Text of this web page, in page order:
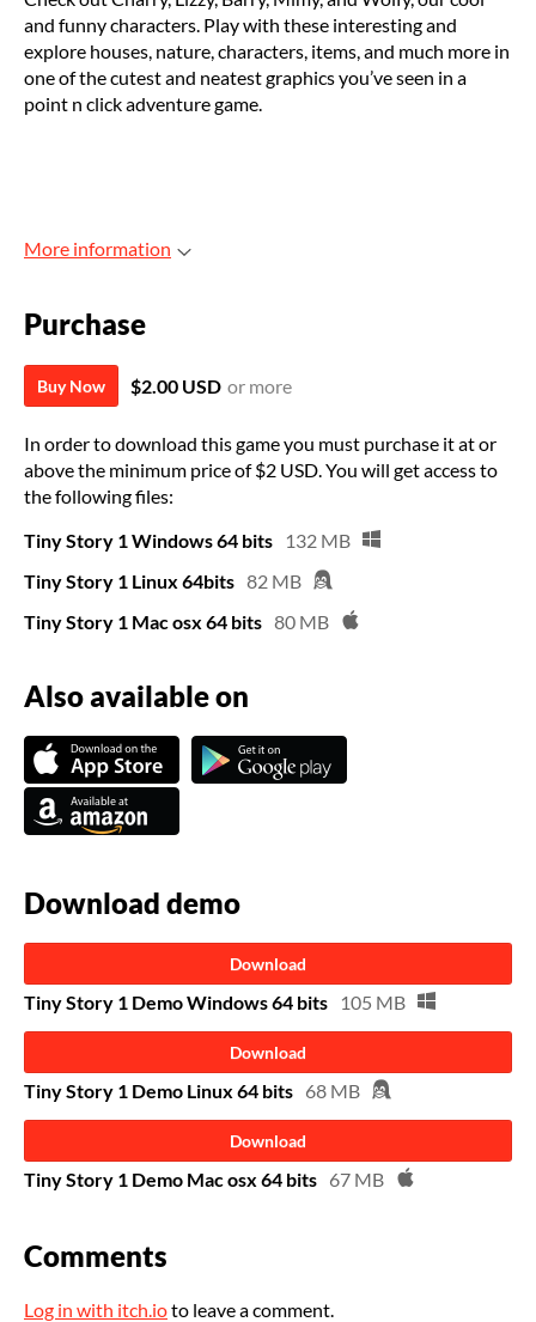
and funny characters. Play with these interesting and
explore houses, nature, characters, items, and much more in
one of the cutest and neatest graphics you’ve seen in a
point n click adventure game.
More information
Purchase
Buy Now $2.00 USD or more
In order to download this game you must purchase it at or
above the minimum price of $2 USD. You will get access to
the following files:
Tiny Story 1 Windows 64 bits
132 MB
Tiny Story 1 Linux 64bits 82 MB
Tiny Story 1 Mac osx 64 bits 80 MB
Also available on
Download demo
Download
Tiny Story 1 Demo Windows 64 bits 105 MB
Download
Tiny Story 1 Demo Linux 64 bits 68 MB
Download
Tiny Story 1 Demo Mac osx 64 bits 67 MB
Comments
Log in with itch.ioto leave a comment.